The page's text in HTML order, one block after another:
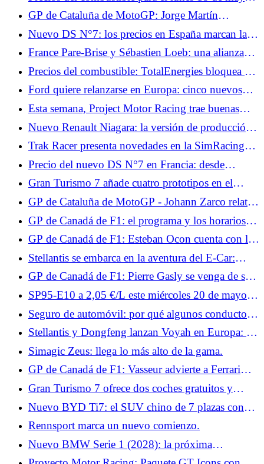
2,14 €/L de diésel y 2,04 €/L SP95-E10, los
precios se mantienen estables
GP de Cataluña de MotoGP: Jorge Martín
preocupado por los accidentes de Alex Márquez y
Johann Zarco en carrera
Nuevo DS N°7: los precios en España marcan la
pauta en Francia, desde 45.441 €
France Pare-Brise y Sébastien Loeb: una alianza
obvia entre técnica y alto nivel
Precios del combustible: TotalEnergies bloquea el
diésel a 2,09 €/L y la gasolina a 1,99 €/L este fin
de semana
Ford quiere relanzarse en Europa: cinco nuevos
modelos anunciados hasta finales de 2029
Esta semana, Project Motor Racing trae buenas
noticias: reclutamiento, parche, DLC y VR.
Nuevo Renault Niagara: la versión de producción
del pick-up presentada en septiembre
Trak Racer presenta novedades en la SimRacing
Expo: cabina de moto y mando con
retroalimentación.
Precio del nuevo DS N°7 en Francia: desde
43.900 euros, ¿precios realmente elevados?
Gran Turismo 7 añade cuatro prototipos en el
menú del parche 1.7 de junio.
GP de Cataluña de MotoGP - Johann Zarco relata
su accidente: “Debería haber tomado la decisión de
rendirme”
GP de Canadá de F1: el programa y los horarios
del fin de semana para Francia
GP de Canadá de F1: Esteban Ocon cuenta con los
nuevos productos Haas para volver a la pista
Stellantis se embarca en la aventura del E-Car:
¿hacia el regreso del Citroën C1?
GP de Canadá de F1: Pierre Gasly se venga de su
accidente en Miami
SP95-E10 a 2,05 €/L este miércoles 20 de mayo:
alcanza su nivel más alto en 2026
Seguro de automóvil: por qué algunos conductores
todavía subestiman el valor de todos los riesgos
Stellantis y Dongfeng lanzan Voyah en Europa: los
coches se producirán en Francia
Simagic Zeus: llega lo más alto de la gama.
GP de Canadá de F1: Vasseur advierte a Ferrari
sobre las frenadas y el clima este fin de semana
Gran Turismo 7 ofrece dos coches gratuitos y
exclusivos.
Nuevo BYD Ti7: el SUV chino de 7 plazas con
aspecto 4x4 que apunta al Land Rover Defender
Rennsport marca un nuevo comienzo.
Nuevo BMW Serie 1 (2028): la próxima
generación podría deparar muchas sorpresas